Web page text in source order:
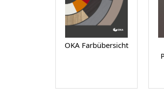
OKA Farbübersicht